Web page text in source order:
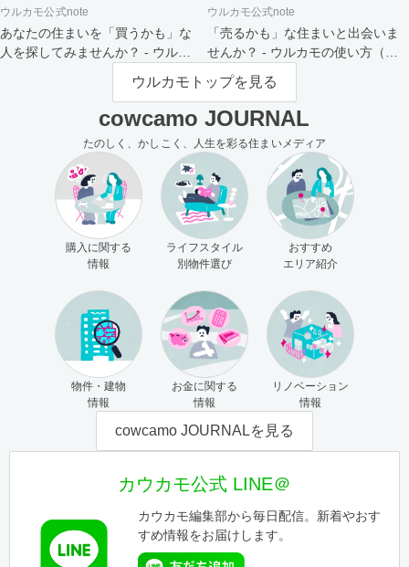
ウルカモ公式note
あなたの住まいを「買うかも」な
人を探してみませんか？ - ウルカ
ウルカモ公式note
「売るかも」な住まいと出会いま
せんか？ - ウルカモの使い方（買
主さま向け）
ウルカモトップを見る
cowcamo JOURNAL
たのしく、かしこく、人生を彩る住まいメディア
購入に関する
情報
ライフスタイル
別物件選び
おすすめ
エリア紹介
物件・建物
情報
お金に関する
情報
リノベーション
情報
cowcamo JOURNALを見る
カウカモ公式 LINE＠
カウカモ編集部から毎日配信。新着やおす
すめ情報をお届けします。